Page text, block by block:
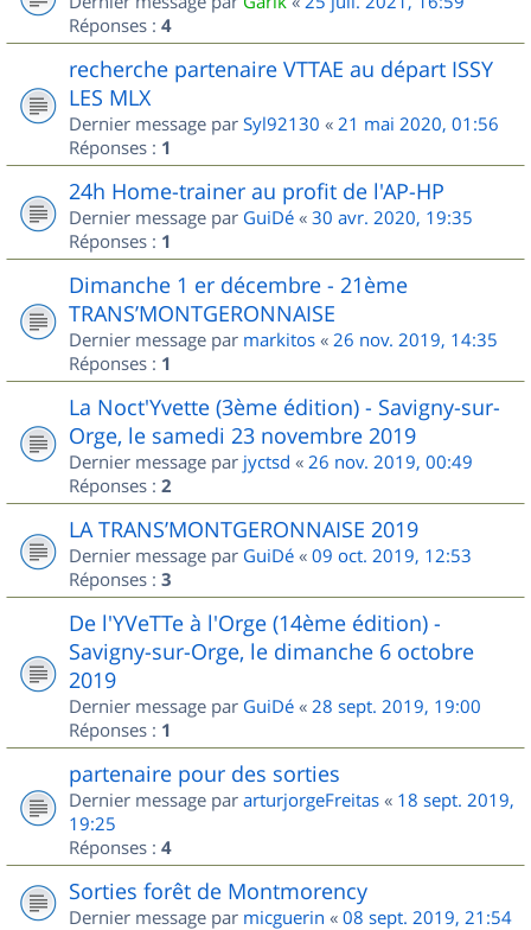
Réponses : 4
recherche partenaire VTTAE au départ ISSY
LES MLX
Dernier message par Syl92130 « 21 mai 2020, 01:56
Réponses : 1
24h Home-trainer au profit de l'AP-HP
Dernier message par GuiDé « 30 avr. 2020, 19:35
Réponses : 1
Dimanche 1 er décembre - 21ème
TRANS’MONTGERONNAISE
Dernier message par markitos « 26 nov. 2019, 14:35
Réponses : 1
La Noct'Yvette (3ème édition) - Savigny-sur-
Orge, le samedi 23 novembre 2019
Dernier message par jyctsd « 26 nov. 2019, 00:49
Réponses : 2
LA TRANS’MONTGERONNAISE 2019
Dernier message par GuiDé « 09 oct. 2019, 12:53
Réponses : 3
De l'YVeTTe à l'Orge (14ème édition) -
Savigny-sur-Orge, le dimanche 6 octobre
2019
Dernier message par GuiDé « 28 sept. 2019, 19:00
Réponses : 1
partenaire pour des sorties
Dernier message par arturjorgeFreitas « 18 sept. 2019,
19:25
Réponses : 4
Sorties forêt de Montmorency
Dernier message par micguerin « 08 sept. 2019, 21:54